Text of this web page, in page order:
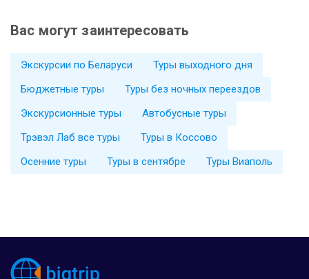
Вас могут заинтересовать
Экскурсии по Беларуси
Туры выходного дня
Бюджетные туры
Туры без ночных переездов
Экскурсионные туры
Автобусные туры
Трэвэл Лаб все туры
Туры в Коссово
Осенние туры
Туры в сентябре Туры Виаполь